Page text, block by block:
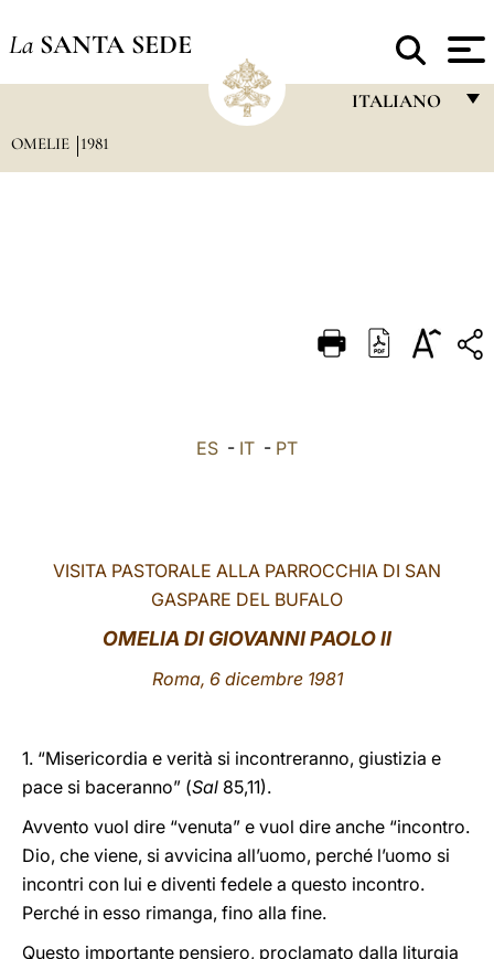
La SANTA SEDE
ITALIANO
DEUTSCH
OMELIE 1981
ES - IT - PT
VISITA PASTORALE ALLA PARROCCHIA DI SAN
GASPARE DEL BUFALO
OMELIA DI GIOVANNI PAOLO II
Roma, 6 dicembre 1981
1. “Misericordia e verità si incontreranno, giustizia e
pace si baceranno” (Sal 85,11).
Avvento vuol dire “venuta” e vuol dire anche “incontro.
Dio, che viene, si avvicina all’uomo, perché l’uomo si
incontri con lui e diventi fedele a questo incontro.
Perché in esso rimanga, fino alla fine.
Questo importante pensiero, proclamato dalla liturgia